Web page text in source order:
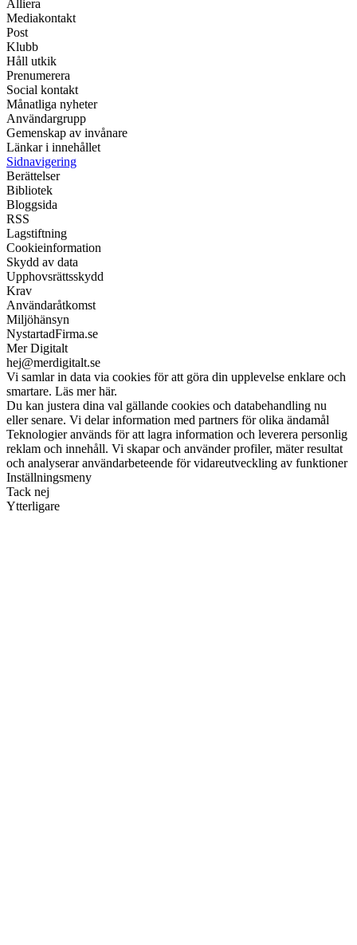
Alliera
Mediakontakt
Post
Klubb
Håll utkik
Prenumerera
Social kontakt
Månatliga nyheter
Användargrupp
Gemenskap av invånare
Länkar i innehållet
Sidnavigering
Berättelser
Bibliotek
Bloggsida
RSS
Lagstiftning
Cookieinformation
Skydd av data
Upphovsrättsskydd
Krav
Användaråtkomst
Miljöhänsyn
NystartadFirma.se
Mer Digitalt
hej@merdigitalt.se
Vi samlar in data via cookies för att göra din upplevelse enklare och
smartare. Läs mer här.
Du kan justera dina val gällande cookies och databehandling nu
eller senare. Vi delar information med partners för olika ändamål
Teknologier används för att lagra information och leverera personlig
reklam och innehåll. Vi skapar och använder profiler, mäter resultat
och analyserar användarbeteende för vidareutveckling av funktioner
Inställningsmeny
Tack nej
Ytterligare